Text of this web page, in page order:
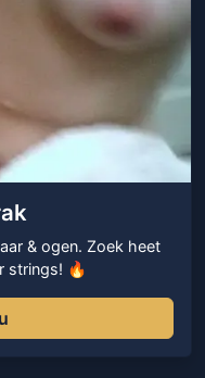
& ogen. Zoek heet
strings! 🔥